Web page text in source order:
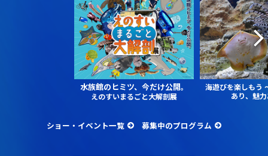
水族館のヒミツ、今だけ公開。
えのすいまるごと大解剖展
海遊びを楽しもう
あり、魅
ショー・イベント一覧 募集中のプログラム